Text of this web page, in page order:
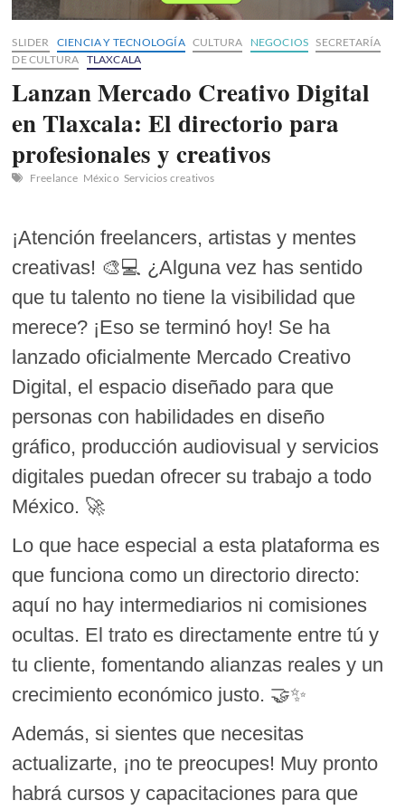
SLIDER CIENCIA Y TECNOLOGÍA CULTURA NEGOCIOS SECRETARÍA
DE CULTURA TLAXCALA
Lanzan Mercado Creativo Digital
en Tlaxcala: El directorio para
profesionales y creativos
Freelance México Servicios creativos
¡Atención freelancers, artistas y mentes
creativas! 🎨💻 ¿Alguna vez has sentido
que tu talento no tiene la visibilidad que
merece? ¡Eso se terminó hoy! Se ha
lanzado oficialmente Mercado Creativo
Digital, el espacio diseñado para que
personas con habilidades en diseño
gráfico, producción audiovisual y servicios
digitales puedan ofrecer su trabajo a todo
México. 🚀
Lo que hace especial a esta plataforma es
que funciona como un directorio directo:
aquí no hay intermediarios ni comisiones
ocultas. El trato es directamente entre tú y
tu cliente, fomentando alianzas reales y un
crecimiento económico justo. 🤝✨
Además, si sientes que necesitas
actualizarte, ¡no te preocupes! Muy pronto
habrá cursos y capacitaciones para que